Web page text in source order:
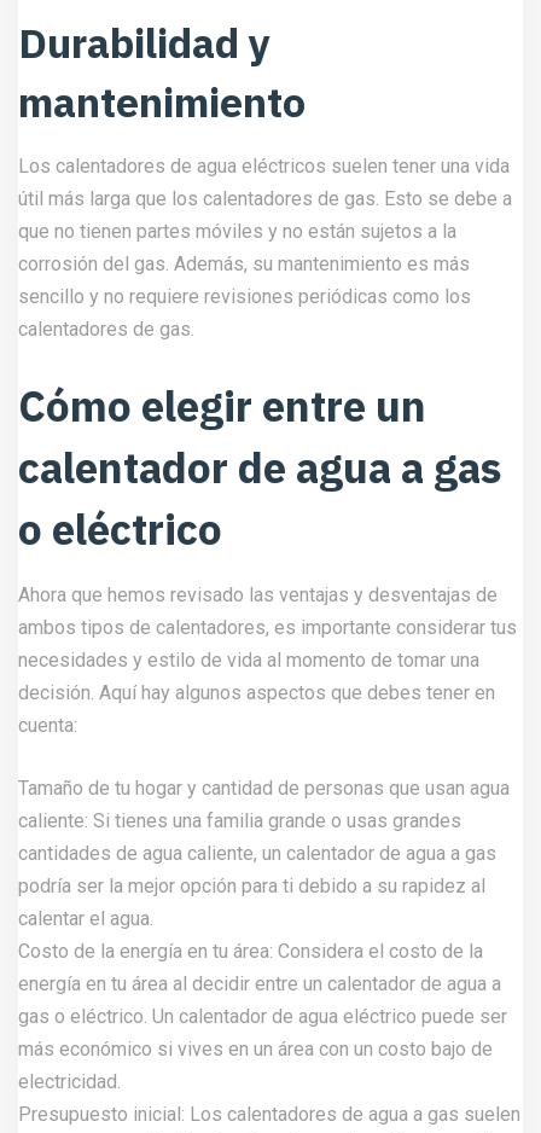
Durabilidad y
mantenimiento
Los calentadores de agua eléctricos suelen tener una vida
útil más larga que los calentadores de gas. Esto se debe a
que no tienen partes móviles y no están sujetos a la
corrosión del gas. Además, su mantenimiento es más
sencillo y no requiere revisiones periódicas como los
calentadores de gas.
Cómo elegir entre un
calentador de agua a gas
o eléctrico
Ahora que hemos revisado las ventajas y desventajas de
ambos tipos de calentadores, es importante considerar tus
necesidades y estilo de vida al momento de tomar una
decisión. Aquí hay algunos aspectos que debes tener en
cuenta:
Tamaño de tu hogar y cantidad de personas que usan agua
caliente: Si tienes una familia grande o usas grandes
cantidades de agua caliente, un calentador de agua a gas
podría ser la mejor opción para ti debido a su rapidez al
calentar el agua.
Costo de la energía en tu área: Considera el costo de la
energía en tu área al decidir entre un calentador de agua a
gas o eléctrico. Un calentador de agua eléctrico puede ser
más económico si vives en un área con un costo bajo de
electricidad.
Presupuesto inicial: Los calentadores de agua a gas suelen